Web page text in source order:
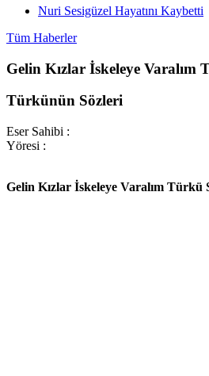
Nuri Sesigüzel Hayatını Kaybetti
Tüm Haberler
Gelin Kızlar İskeleye Varalım
Türkünün Sözleri
Eser Sahibi :
Yöresi :
Gelin Kızlar İskeleye Varalım Türkü